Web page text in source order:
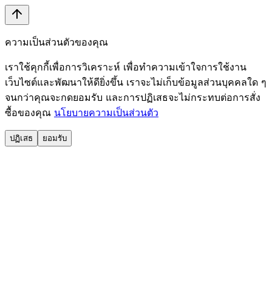
ความเป็นส่วนตัวของคุณ
เราใช้คุกกี้เพื่อการวิเคราะห์ เพื่อทำความเข้าใจการใช้งาน
เว็บไซต์และพัฒนาให้ดียิ่งขึ้น เราจะไม่เก็บข้อมูลส่วนบุคคลใด ๆ
จนกว่าคุณจะกดยอมรับ และการปฏิเสธจะไม่กระทบต่อการสั่ง
ซื้อของคุณ นโยบายความเป็นส่วนตัว
ปฏิเสธ ยอมรับ